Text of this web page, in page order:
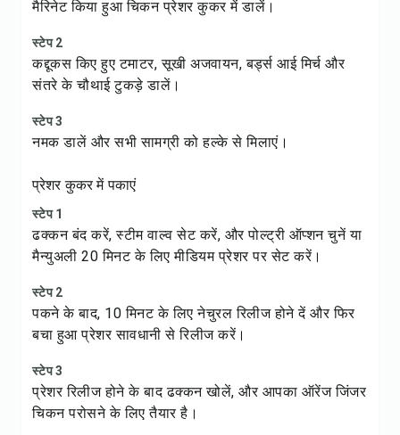
मैरिनेट किया हुआ चिकन प्रेशर कुकर में डालें।
स्टेप 2
कद्दूकस किए हुए टमाटर, सूखी अजवायन, बर्ड्स आई मिर्च और
संतरे के चौथाई टुकड़े डालें।
स्टेप 3
नमक डालें और सभी सामग्री को हल्के से मिलाएं।
प्रेशर कुकर में पकाएं
स्टेप 1
ढक्कन बंद करें, स्टीम वाल्व सेट करें, और पोल्ट्री ऑप्शन चुनें या
मैन्युअली 20 मिनट के लिए मीडियम प्रेशर पर सेट करें।
स्टेप 2
पकने के बाद, 10 मिनट के लिए नेचुरल रिलीज होने दें और फिर
बचा हुआ प्रेशर सावधानी से रिलीज करें।
स्टेप 3
प्रेशर रिलीज होने के बाद ढक्कन खोलें, और आपका ऑरेंज जिंजर
चिकन परोसने के लिए तैयार है।